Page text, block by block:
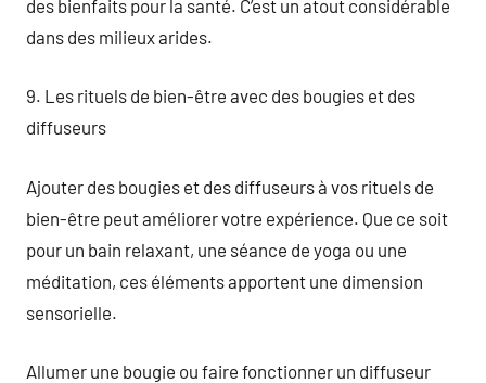
des bienfaits pour la santé. C’est un atout considérable
dans des milieux arides.
9. Les rituels de bien-être avec des bougies et des
diffuseurs
Ajouter des bougies et des diffuseurs à vos rituels de
bien-être peut améliorer votre expérience. Que ce soit
pour un bain relaxant, une séance de yoga ou une
méditation, ces éléments apportent une dimension
sensorielle.
Allumer une bougie ou faire fonctionner un diffuseur